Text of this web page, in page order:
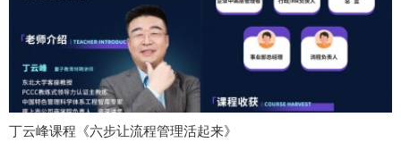
丁云峰课程《六步让流程管理活起来》